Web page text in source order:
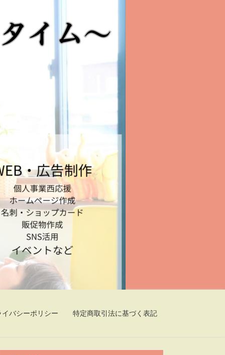
イバシーポリシー 特定商取引法に基づく表記